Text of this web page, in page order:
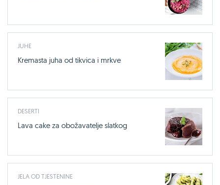
JUHE
Kremasta juha od tikvica i mrkve
DESERTI
Lava cake za obožavatelje slatkog
JELA OD TJESTENINE